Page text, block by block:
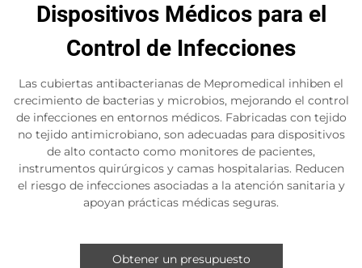
Dispositivos Médicos para el
Control de Infecciones
Las cubiertas antibacterianas de Mepromedical inhiben el
crecimiento de bacterias y microbios, mejorando el control
de infecciones en entornos médicos. Fabricadas con tejido
no tejido antimicrobiano, son adecuadas para dispositivos
de alto contacto como monitores de pacientes,
instrumentos quirúrgicos y camas hospitalarias. Reducen
el riesgo de infecciones asociadas a la atención sanitaria y
apoyan prácticas médicas seguras.
Obtener un presupuesto